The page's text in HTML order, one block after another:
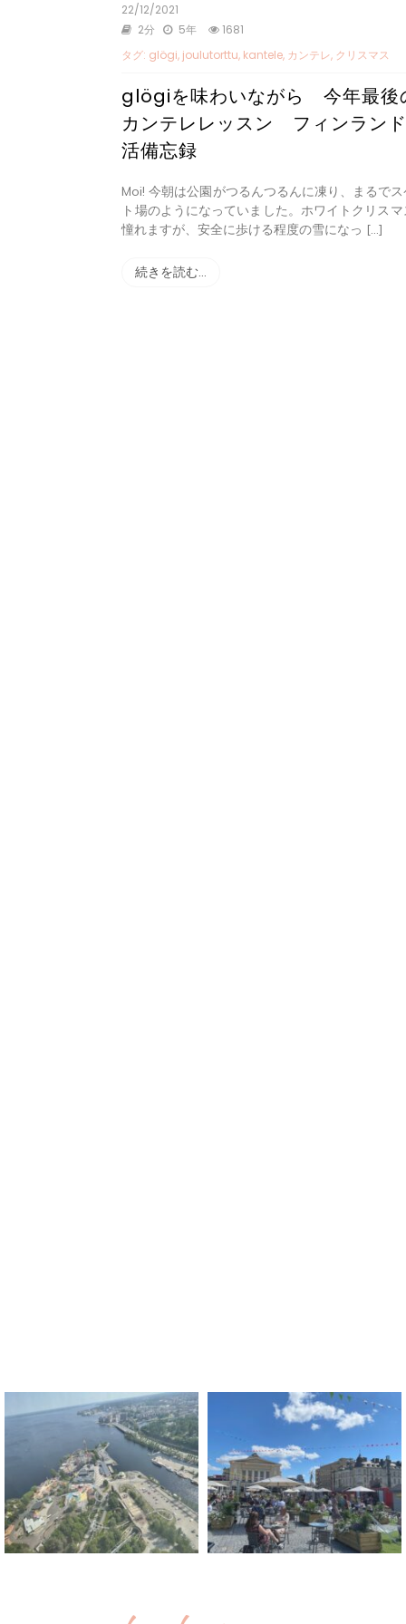
22/12/2021
2分
5年
1681
タグ: glögi, joulutorttu, kantele, カンテレ, クリスマス
glögiを味わいながら 今年最後
カンテレレッスン フィンラン
活備忘録
Moi! 今朝は公園がつるんつるんに凍り、まるで
ト場のようになっていました。ホワイトクリス
憧れますが、安全に歩ける程度の雪になっ […]
続きを読む…